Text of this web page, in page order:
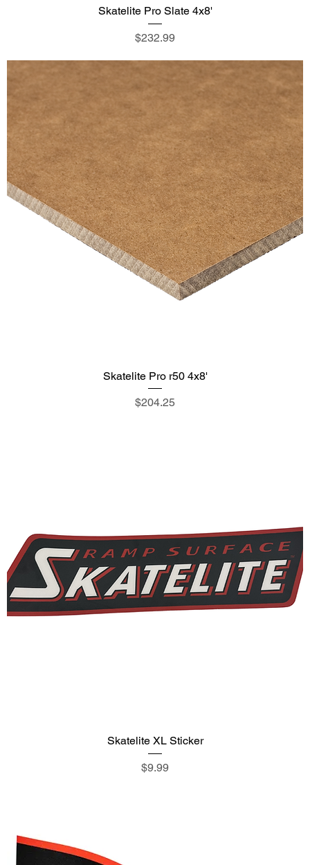
Skatelite Pro Slate 4x8'
価格
$232.99
Skatelite Pro r50 4x8'
価格
$204.25
Skatelite XL Sticker
価格
$9.99